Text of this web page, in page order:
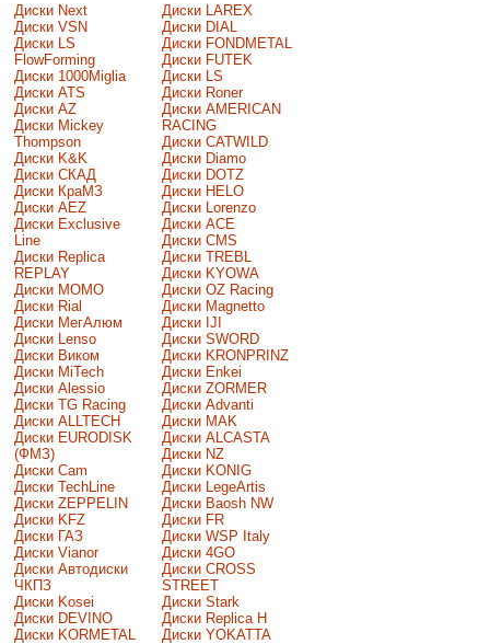
Диски Next
Диски VSN
Диски LS
FlowForming
Диски 1000Miglia
Диски ATS
Диски AZ
Диски Mickey
Thompson
Диски K&K
Диски СКАД
Диски КраМЗ
Диски AEZ
Диски Exclusive
Line
Диски Replica
REPLAY
Диски MOMO
Диски Rial
Диски МегАлюм
Диски Lenso
Диски Виком
Диски MiTech
Диски Alessio
Диски TG Racing
Диски ALLTECH
Диски EURODISK
(ФМЗ)
Диски Cam
Диски TechLine
Диски ZEPPELIN
Диски KFZ
Диски ГАЗ
Диски Vianor
Диски Автодиски
ЧКПЗ
Диски Kosei
Диски DEVINO
Диски KORMETAL
Диски LAREX
Диски DIAL
Диски FONDMETAL
Диски FUTEK
Диски LS
Диски Roner
Диски AMERICAN
RACING
Диски CATWILD
Диски Diamo
Диски DOTZ
Диски HELO
Диски Lorenzo
Диски ACE
Диски CMS
Диски TREBL
Диски KYOWA
Диски OZ Racing
Диски Magnetto
Диски IJI
Диски SWORD
Диски KRONPRINZ
Диски Enkei
Диски ZORMER
Диски Advanti
Диски MAK
Диски ALCASTA
Диски NZ
Диски KONIG
Диски LegeArtis
Диски Baosh NW
Диски FR
Диски WSP Italy
Диски 4GO
Диски CROSS
STREET
Диски Stark
Диски Replica H
Диски YOKATTA